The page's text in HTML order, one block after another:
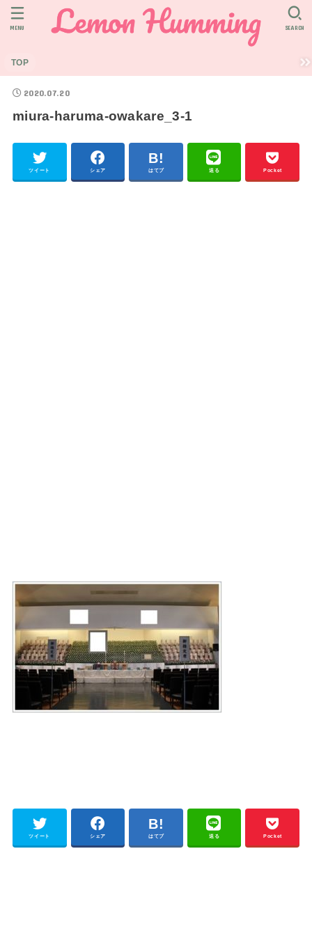
TOP
SEARCH
MENU
2020.07.20
miura-haruma-owakare_3-1
ツイート シェア はてブ 送る Pocket
ツイート シェア はてブ 送る Pocket